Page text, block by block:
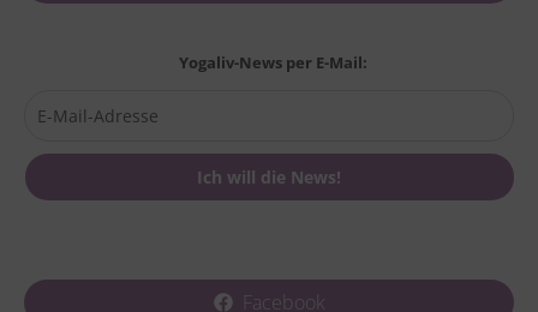
Yogaliv-News per E-Mail:
Facebook